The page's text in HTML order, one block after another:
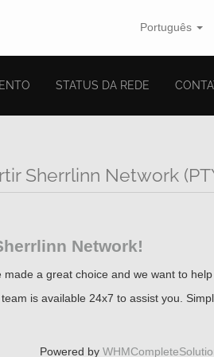
Português
STATUS DA REDE
Sherrlinn Network
Network!
made a great choice and we want to
is available 24x7 to assist you.
Powered by